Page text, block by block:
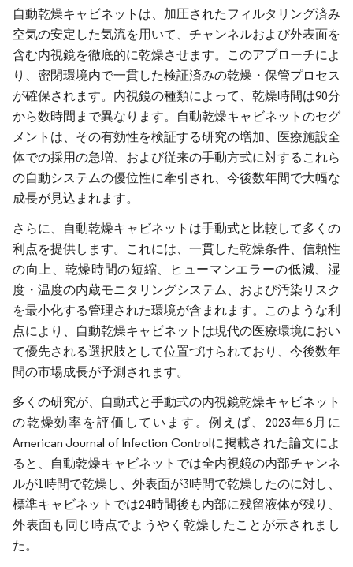
自動乾燥キャビネットは、加圧されたフィルタリング済み
空気の安定した気流を用いて、チャンネルおよび外表面を
含む内視鏡を徹底的に乾燥させます。このアプローチによ
り、密閉環境内で一貫した検証済みの乾燥・保管プロセス
が確保されます。内視鏡の種類によって、乾燥時間は90分
から数時間まで異なります。自動乾燥キャビネットのセグ
メントは、その有効性を検証する研究の増加、医療施設全
体での採用の急増、および従来の手動方式に対するこれら
の自動システムの優位性に牽引され、今後数年間で大幅な
成長が見込まれます。
さらに、自動乾燥キャビネットは手動式と比較して多くの
利点を提供します。これには、一貫した乾燥条件、信頼性
の向上、乾燥時間の短縮、ヒューマンエラーの低減、湿
度・温度の内蔵モニタリングシステム、および汚染リスク
を最小化する管理された環境が含まれます。このような利
点により、自動乾燥キャビネットは現代の医療環境におい
て優先される選択肢として位置づけられており、今後数年
間の市場成長が予測されます。
多くの研究が、自動式と手動式の内視鏡乾燥キャビネット
の乾燥効率を評価しています。例えば、2023年6月に
American Journal of Infection Controlに掲載された論文によ
ると、自動乾燥キャビネットでは全内視鏡の内部チャンネ
ルが1時間で乾燥し、外表面が3時間で乾燥したのに対し、
標準キャビネットでは24時間後も内部に残留液体が残り、
外表面も同じ時点でようやく乾燥したことが示されまし
た。